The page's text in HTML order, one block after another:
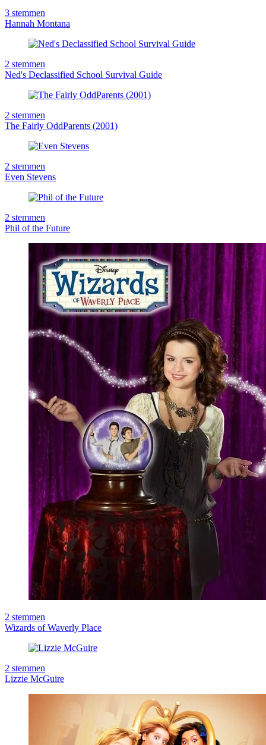
3 stemmen
Hannah Montana
2 stemmen
Ned's Declassified School Survival Guide
2 stemmen
The Fairly OddParents (2001)
2 stemmen
Even Stevens
2 stemmen
Phil of the Future
2 stemmen
Wizards of Waverly Place
2 stemmen
Lizzie McGuire